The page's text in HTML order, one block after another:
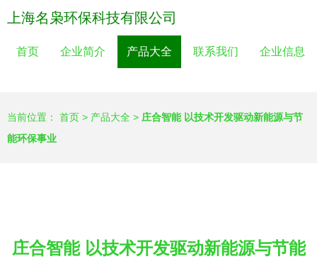
上海名枭环保科技有限公司
首页 企业简介 产品大全 联系我们 企业信息
当前位置： 首页 > 产品大全 > 庄合智能 以技术开发驱动新能源与节
能环保事业
庄合智能 以技术开发驱动新能源与节能